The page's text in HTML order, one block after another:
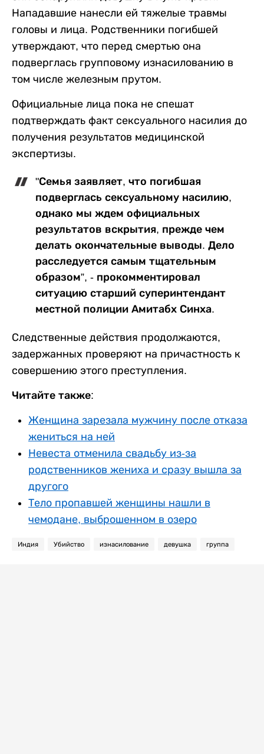
Нападавшие нанесли ей тяжелые травмы
головы и лица. Родственники погибшей
утверждают, что перед смертью она
подверглась групповому изнасилованию в
том числе железным прутом.
Официальные лица пока не спешат
подтверждать факт сексуального насилия до
получения результатов медицинской
экспертизы.
"Семья заявляет, что погибшая
подверглась сексуальному насилию,
однако мы ждем официальных
результатов вскрытия, прежде чем
делать окончательные выводы. Дело
расследуется самым тщательным
образом”, - прокомментировал
ситуацию старший суперинтендант
местной полиции Амитабх Синха.
Следственные действия продолжаются,
задержанных проверяют на причастность к
совершению этого преступления.
Читайте также:
Женщина зарезала мужчину после отказа
жениться на ней
Невеста отменила свадьбу из-за
родственников жениха и сразу вышла за
другого
Тело пропавшей женщины нашли в
чемодане, выброшенном в озеро
Индия Убийство изнасилование девушка группа